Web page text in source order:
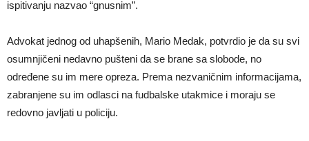
ispitivanju nazvao “gnusnim”.
Advokat jednog od uhapšenih, Mario Medak, potvrdio je da su svi
osumnjičeni nedavno pušteni da se brane sa slobode, no
određene su im mere opreza. Prema nezvaničnim informacijama,
zabranjene su im odlasci na fudbalske utakmice i moraju se
redovno javljati u policiju.